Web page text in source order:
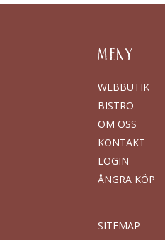
MENY
WEBBUTIK
BISTRO
OM OSS
KONTAKT
LOGIN
ÅNGRA KÖP
SITEMAP